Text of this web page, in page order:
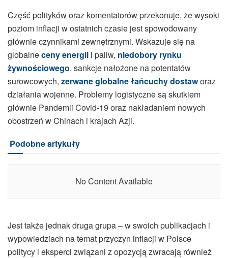
Część polityków oraz komentatorów przekonuje, że wysoki
poziom inflacji w ostatnich czasie jest spowodowany
głównie czynnikami zewnętrznymi. Wskazuje się na
globalneceny energii i paliw, niedobory rynku
żywnościowego, sankcje nałożone na potentatów
surowcowych, zerwane globalne łańcuchy dostaworaz
działania wojenne. Problemy logistyczne są skutkiem
głównie Pandemii Covid-19 oraz nakładaniem nowych
obostrzeń w Chinach i krajach Azji.
Podobne artykuły
No Content Available
Jest także jednak druga grupa – w swoich publikacjach i
wypowiedziach na temat przyczyn inflacji w Polsce
politycy i eksperci związani z opozycją zwracają również